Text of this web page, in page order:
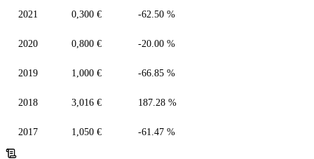
2021 0,300 € -62.50 %
2020 0,800 € -20.00 %
2019 1,000 € -66.85 %
2018 3,016 € 187.28 %
2017 1,050 € -61.47 %